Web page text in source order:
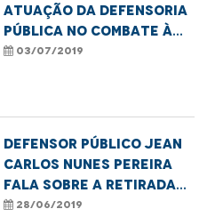
atuação da Defensoria
Pública no combate à
discriminação racial
03/07/2019
Defensor público Jean
Carlos Nunes Pereira
fala sobre a retirada
de cercas dos campos
28/06/2019